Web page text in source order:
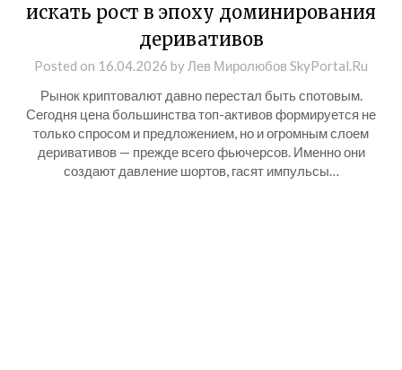
искать рост в эпоху доминирования
деривативов
Posted on 16.04.2026 by Лев Миролюбов SkyPortal.Ru
Рынок криптовалют давно перестал быть спотовым.
Сегодня цена большинства топ-активов формируется не
только спросом и предложением, но и огромным слоем
деривативов — прежде всего фьючерсов. Именно они
создают давление шортов, гасят импульсы…